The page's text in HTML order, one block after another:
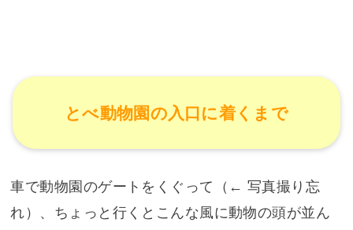
とべ動物園の入口に着くまで
車で動物園のゲートをくぐって（← 写真撮り忘
れ）、ちょっと行くとこんな風に動物の頭が並ん